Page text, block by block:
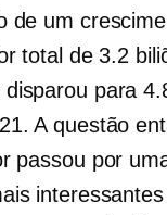
de um
total de 3.2
para
A questão
passou por